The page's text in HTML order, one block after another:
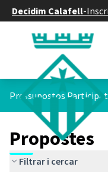
Decidim Calafell-
Pressupostos
Propostes
Filtrar i cercar